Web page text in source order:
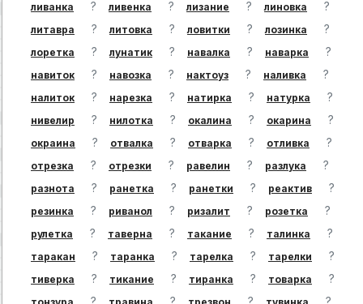
ливанка ? ливенка ? лизание ? линовка ?
литавра ? литовка ? ловитки ? лозинка ?
лоретка ? лунатик ? навалка ? наварка ?
навиток ? навозка ? нактоуз ? наливка ?
налиток ? нарезка ? натирка ? натурка ?
нивелир ? нилотка ? окалина ? окарина ?
окраина ? отвалка ? отварка ? отливка ?
отрезка ? отрезки ? равелин ? разлука ?
разнота ? ранетка ? ранетки ? реактив ?
резинка ? риванол ? ризалит ? розетка ?
рулетка ? таверна ? такание ? талинка ?
таракан ? таранка ? тарелка ? тарелки ?
тиверка ? тикание ? тиранка ? товарка ?
? ? ? ?